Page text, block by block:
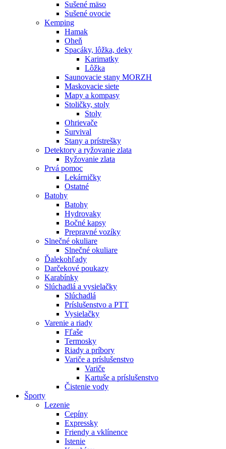
Sušené mäso
Sušené ovocie
Kemping
Hamak
Oheň
Spacáky, lôžka, deky
Karimatky
Lôžka
Saunovacie stany MORZH
Maskovacie siete
Mapy a kompasy
Stoličky, stoly
Stoly
Ohrievače
Survival
Stany a prístrešky
Detektory a ryžovanie zlata
Ryžovanie zlata
Prvá pomoc
Lekárničky
Ostatné
Batohy
Batohy
Hydrovaky
Bočné kapsy
Prepravné vozíky
Slnečné okuliare
Slnečné okuliare
Ďalekohľady
Darčekové poukazy
Karabínky
Slúchadlá a vysielačky
Slúchadlá
Príslušenstvo a PTT
Vysielačky
Varenie a riady
Fľaše
Termosky
Riady a príbory
Variče a príslušenstvo
Variče
Kartuše a príslušenstvo
Čistenie vody
Športy
Lezenie
Cepíny
Expressky
Friendy a vklínence
Istenie